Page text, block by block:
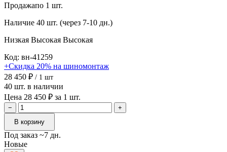
Продажапо 1 шт.
Наличие 40 шт. (через 7-10 дн.)
Низкая Высокая Высокая
Код: вн-41259
+Скидка 20% на шиномонтаж
28 450 ₽ / 1 шт
40 шт. в наличии
Цена 28 450 ₽ за 1 шт.
−
+
В корзину
Под заказ ~7 дн.
Новые